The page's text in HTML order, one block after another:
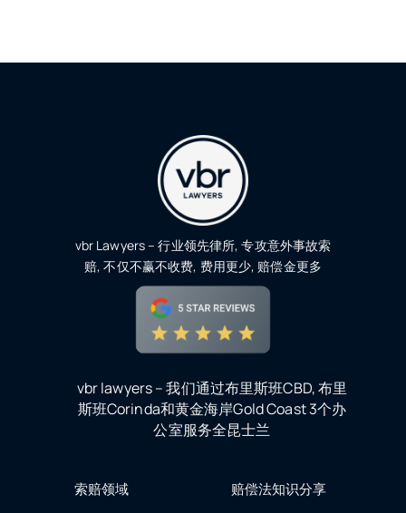
vbr Lawyers – 行业领先律所, 专攻意外事故索
赔, 不仅不赢不收费, 费用更少, 赔偿金更多
vbr lawyers – 我们通过布里斯班CBD, 布里
斯班Corinda和黄金海岸Gold Coast 3个办
公室服务全昆士兰
索赔领域
赔偿法知识分享